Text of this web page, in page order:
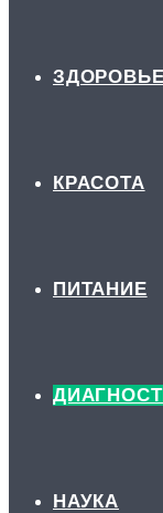
ЗДОРОВЬЕ
КРАСОТА
ПИТАНИЕ
НАУКА